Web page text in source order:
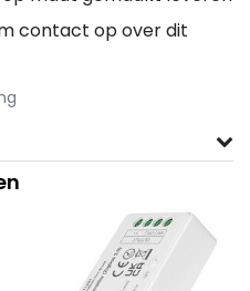
contact op over dit